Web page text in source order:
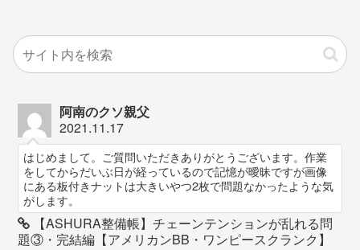
阿南のクソ親父
2021.11.17
はじめまして。ご質問いただきありがとうございます。作業
をしてからだいぶ日が経っているので記憶が曖昧ですが画像
にある板付きナットは大きいやつ2枚で問題なかったような気
がします。
【ASHURA整備帳】チェーンテンションが乱れる問
題③・完結編【アメリカンBB・ワンピースクランク】